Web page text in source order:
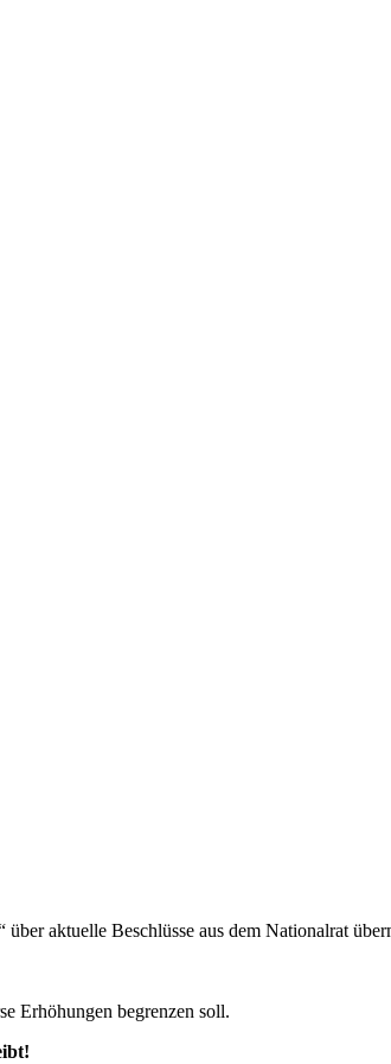
aktuelle Beschlüsse aus dem Nationalrat
Erhöhungen begrenzen soll.